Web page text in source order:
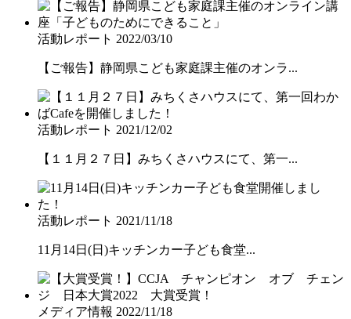
活動レポート 2022/03/10
【ご報告】静岡県こども家庭課主催のオンラ...
活動レポート 2021/12/02
【１１月２７日】みちくさハウスにて、第一...
活動レポート 2021/11/18
11月14日(日)キッチンカー子ども食堂...
メディア情報 2022/11/18